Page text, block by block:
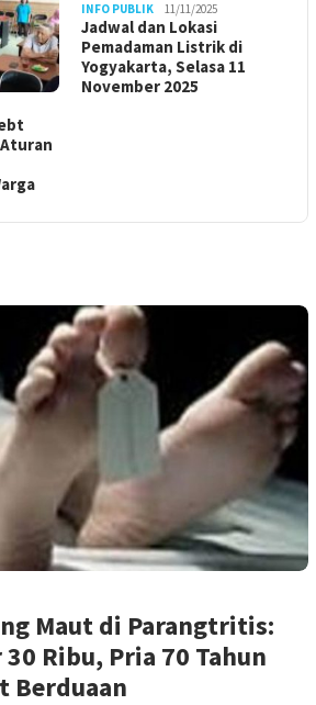
INFO PUBLIK 11/11/2025
Jadwal dan Lokasi
Pemadaman Listrik di
Yogyakarta, Selasa 11
November 2025
Maut di Parangtritis:
Ribu, Pria 70 Tahun
Berduaan